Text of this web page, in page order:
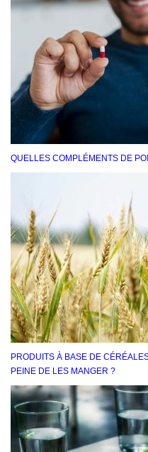
QUELLES COMPLÉMENTS DE
PRODUITS À BASE DE
PEINE DE LES MANGER ?